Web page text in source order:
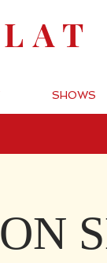
SHOWS